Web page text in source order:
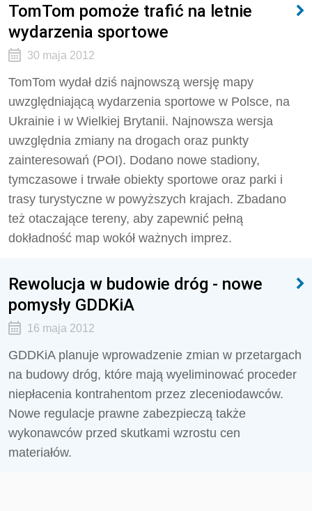
TomTom pomoże trafić na letnie
wydarzenia sportowe
30 maja 2012
TomTom wydał dziś najnowszą wersję mapy
uwzględniającą wydarzenia sportowe w Polsce, na
Ukrainie i w Wielkiej Brytanii. Najnowsza wersja
uwzględnia zmiany na drogach oraz punkty
zainteresowań (POI). Dodano nowe stadiony,
tymczasowe i trwałe obiekty sportowe oraz parki i
trasy turystyczne w powyższych krajach. Zbadano
też otaczające tereny, aby zapewnić pełną
dokładność map wokół ważnych imprez.
Rewolucja w budowie dróg - nowe
pomysły GDDKiA
16 maja 2012
GDDKiA planuje wprowadzenie zmian w przetargach
na budowy dróg, które mają wyeliminować proceder
niepłacenia kontrahentom przez zleceniodawców.
Nowe regulacje prawne zabezpieczą także
wykonawców przed skutkami wzrostu cen
materiałów.